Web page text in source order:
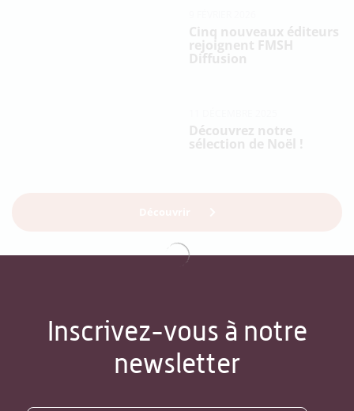
Cinq nouveaux éditeurs
rejoignent FMSH
Diffusion
Découvrez notre
sélection de Noël !
Inscrivez-vous à notre
newsletter